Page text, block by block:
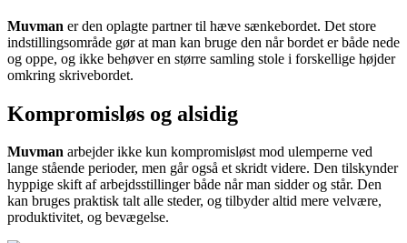
Muvman er den oplagte partner til hæve sænkebordet. Det store
indstillingsområde gør at man kan bruge den når bordet er både nede
og oppe, og ikke behøver en større samling stole i forskellige højder
omkring skrivebordet.
Kompromisløs og alsidig
Muvman arbejder ikke kun kompromisløst mod ulemperne ved
lange stående perioder, men går også et skridt videre. Den tilskynder
hyppige skift af arbejdsstillinger både når man sidder og står. Den
kan bruges praktisk talt alle steder, og tilbyder altid mere velvære,
produktivitet, og bevægelse.